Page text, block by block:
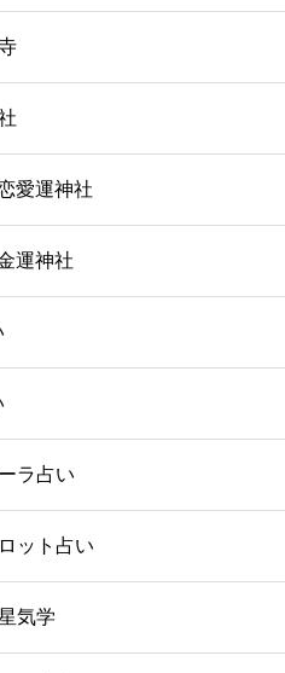
愛運神社
運神社
ラ占い
ット占い
気学